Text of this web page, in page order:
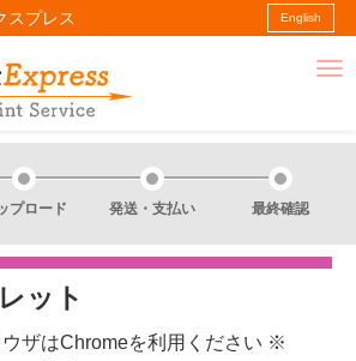
スプレス English
プロード 発送・支払い 最終確認
ット
ザはChromeを利用ください ※